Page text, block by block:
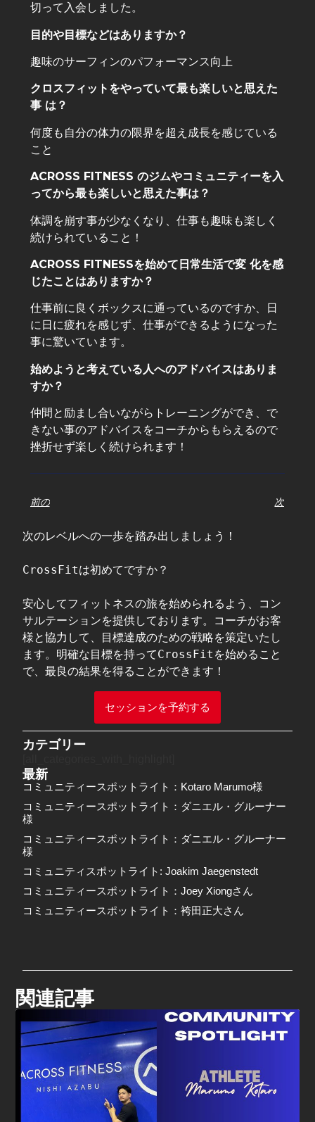
切って入会しました。
目的や目標などはありますか？
趣味のサーフィンのパフォーマンス向上
クロスフィットをやっていて最も楽しいと思えた
事 は？
何度も自分の体力の限界を超え成長を感じている
こと
ACROSS FITNESS のジムやコミュニティーを入
ってから最も楽しいと思えた事は？
体調を崩す事が少なくなり、仕事も趣味も楽しく
続けられていること！
ACROSS FITNESSを始めて日常生活で変 化を感
じたことはありますか？
仕事前に良くボックスに通っているのですか、日
に日に疲れを感じず、仕事ができるようになった
事に驚いています。
始めようと考えている人へのアドバイスはありま
すか？
仲間と励まし合いながらトレーニングができ、で
きない事のアドバイスをコーチからもらえるので
挫折せず楽しく続けられます！
前の 次
次のレベルへの一歩を踏み出しましょう！
CrossFitは初めてですか？
安心してフィットネスの旅を始められるよう、コン
サルテーションを提供しております。コーチがお客
様と協力して、目標達成のための戦略を策定いたし
ます。明確な目標を持ってCrossFitを始めること
で、最良の結果を得ることができます！
セッションを予約する
カテゴリー
最新
コミュニティースポットライト：Kotaro Marumo様
コミュニティースポットライト：ダニエル・グルーナー
様
コミュニティースポットライト：ダニエル・グルーナー
様
コミュニティスポットライト: Joakim Jaegenstedt
コミュニティースポットライト：Joey Xiongさん
コミュニティースポットライト：袴田正大さん
関連記事